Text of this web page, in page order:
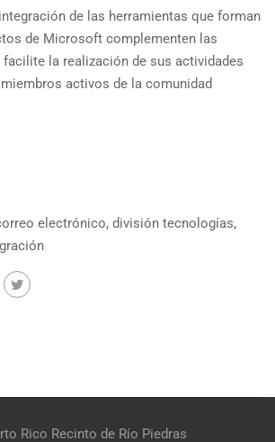
de las herramientas que forman
de Microsoft complementen las
facilite la realización de sus actividades
activos de la comunidad
electrónico, división tecnologías,
Rico Recinto de Río Piedras